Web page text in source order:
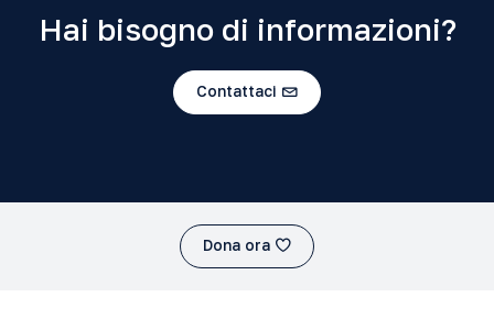
Hai bisogno di informazioni?
Contattaci
Dona ora